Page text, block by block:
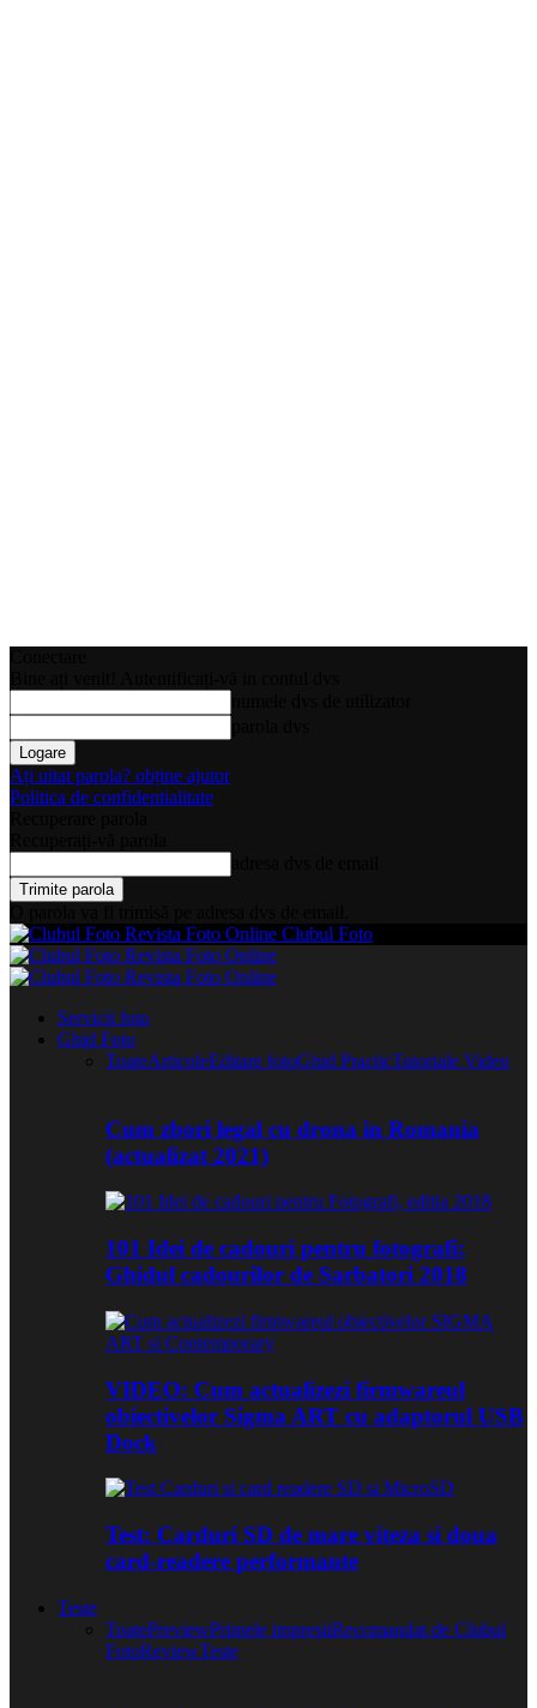
Ați uitat parola? obține ajutor
Politica de confidentialitate
Clubul Foto
Servicii foto
Ghid Foto
ToateArticoleEditare fotoGhid PracticTutoriale Video
Cum zbori legal cu drona in Romania
(actualizat 2021)
101 Idei de cadouri pentru fotografi:
Ghidul cadourilor de Sarbatori 2018
VIDEO: Cum actualizezi firmwareul
obiectivelor Sigma ART cu adaptorul USB
Dock
Test: Carduri SD de mare viteza si doua
card-readere performante
Teste
ToatePreviewPrimele impresiiRecomandat de Clubul
FotoReviewTeste